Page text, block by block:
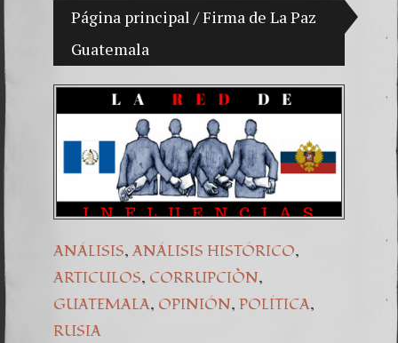
Página principal /Firma de La Paz
Guatemala
Mi hijo Vladimir Bitkov, una promesa del
Una
7.
ANÁLISIS, ANÁLISIS HISTÓRICO,
ARTICULOS, CORRUPCIÒN,
GUATEMALA, OPINIÓN, POLÍTICA,
RUSIA